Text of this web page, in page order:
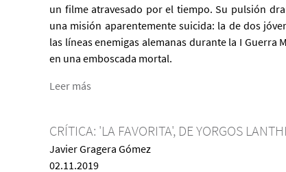
un filme atravesado por el tiempo. Su pulsión
una misión aparentemente suicida: la de dos
las líneas enemigas alemanas durante la I Guerra
en una emboscada mortal.
Leer más
CRÍTICA: 'LA FAVORITA', DE YORGOS
Javier Gragera Gómez
02.11.2019